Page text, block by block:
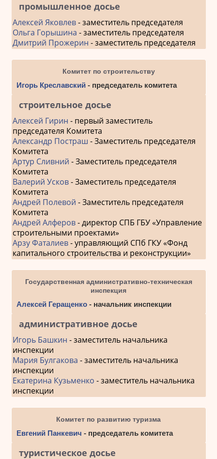
промышленное досье
Алексей Яковлев- заместитель председателя
Ольга Горышина - заместитель председателя
Дмитрий Прожерин - заместитель председателя
Комитет по строительству
Игорь Креславский - председатель комитета
строительное досье
Алексей Гирин - первый заместитель
председателя Комитета
Александр Постраш - Заместитель председателя
Комитета
Артур Сливний - Заместитель председателя
Комитета
Валерий Усков- Заместитель председателя
Комитета
Андрей Полевой - Заместитель председателя
Комитета
Андрей Алферов- директор СПБ ГБУ «Управление
строительными проектами»
Арзу Фаталиев- управляющий СПб ГКУ «Фонд
капитального строительства и реконструкции»
Государственная административно-техническая
инспекция
Алексей Геращенко- начальник инспекции
административное досье
Игорь Башкин - заместитель начальника
инспекции
Мария Булгакова - заместитель начальника
инспекции
Екатерина Кузьменко - заместитель начальника
инспекции
Комитет по развитию туризма
Евгений Панкевич - председатель комитета
туристическое досье